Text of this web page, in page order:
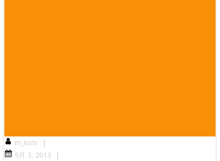
m_kishi |
9月 3, 2013 |